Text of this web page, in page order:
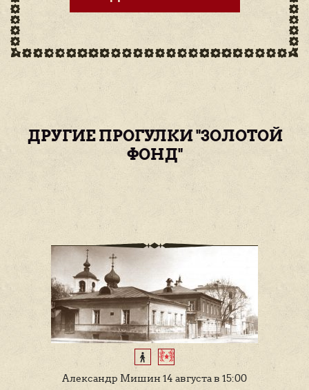
ДРУГИЕ ПРОГУЛКИ "ЗОЛОТОЙ
ФОНД"
Александр Мишин 14 августа в 15:00